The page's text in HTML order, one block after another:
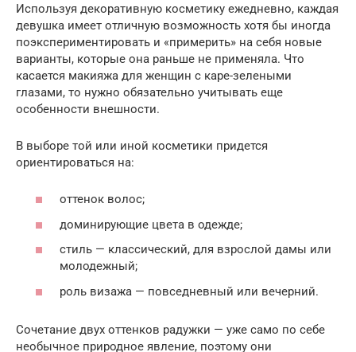
Используя декоративную косметику ежедневно, каждая
девушка имеет отличную возможность хотя бы иногда
поэкспериментировать и «примерить» на себя новые
варианты, которые она раньше не применяла. Что
касается макияжа для женщин с каре-зелеными
глазами, то нужно обязательно учитывать еще
особенности внешности.
В выборе той или иной косметики придется
ориентироваться на:
оттенок волос;
доминирующие цвета в одежде;
стиль — классический, для взрослой дамы или
молодежный;
роль визажа — повседневный или вечерний.
Сочетание двух оттенков радужки — уже само по себе
необычное природное явление, поэтому они